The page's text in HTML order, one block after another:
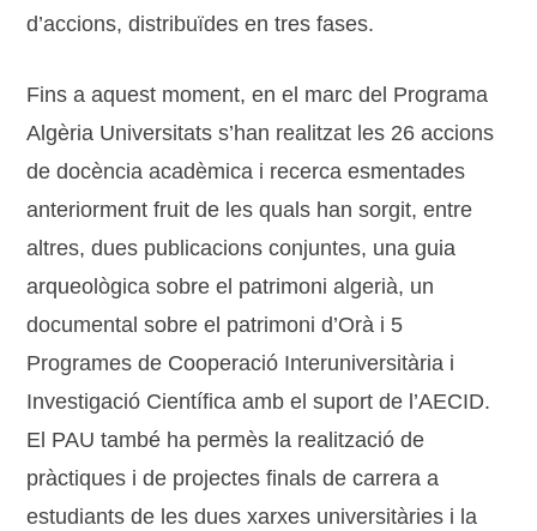
d’accions, distribuïdes en tres fases.
Fins a aquest moment, en el marc del Programa
Algèria Universitats s’han realitzat les 26 accions
de docència acadèmica i recerca esmentades
anteriorment fruit de les quals han sorgit, entre
altres, dues publicacions conjuntes, una guia
arqueològica sobre el patrimoni algerià, un
documental sobre el patrimoni d’Orà i 5
Programes de Cooperació Interuniversitària i
Investigació Científica amb el suport de l’AECID.
El PAU també ha permès la realització de
pràctiques i de projectes finals de carrera a
estudiants de les dues xarxes universitàries i la